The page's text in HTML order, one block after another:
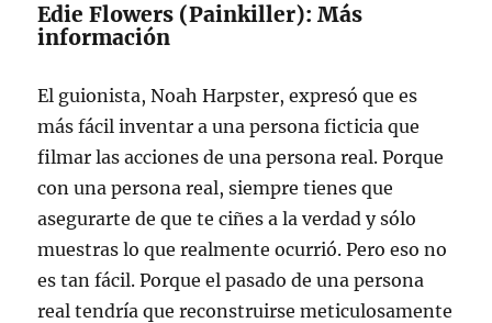
Edie Flowers (Painkiller): Más
información
El guionista, Noah Harpster, expresó que es
más fácil inventar a una persona ficticia que
filmar las acciones de una persona real. Porque
con una persona real, siempre tienes que
asegurarte de que te ciñes a la verdad y sólo
muestras lo que realmente ocurrió. Pero eso no
es tan fácil. Porque el pasado de una persona
real tendría que reconstruirse meticulosamente